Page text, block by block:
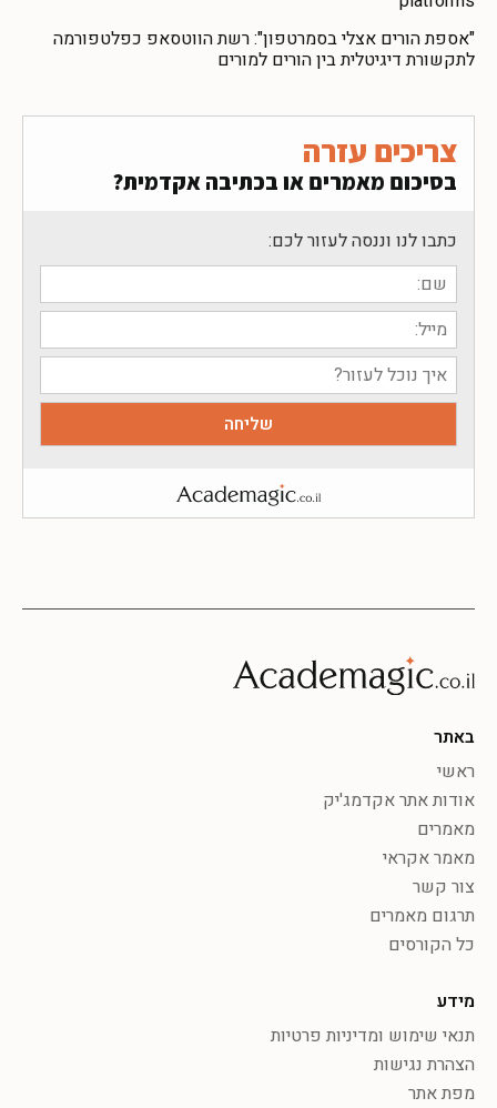
"אספת הורים אצלי בסמרטפון": רשת הווטסאפ כפלטפורמה
לתקשורת דיגיטלית בין הורים למורים
צריכים עזרה
בסיכום מאמרים או בכתיבה אקדמית?
כתבו לנו וננסה לעזור לכם:
באתר
ראשי
אודות אתר אקדמג'יק
מאמרים
מאמר אקראי
צור קשר
תרגום מאמרים
כל הקורסים
מידע
תנאי שימוש ומדיניות פרטיות
הצהרת נגישות
מפת אתר